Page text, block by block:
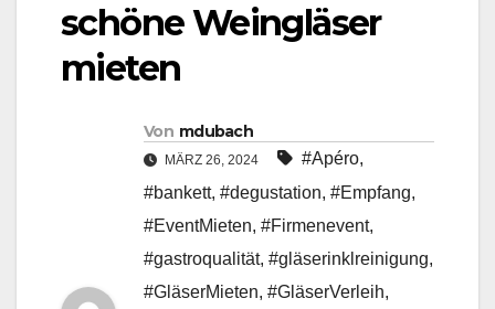
schöne Weingläser
mieten
Von mdubach
MÄRZ 26, 2024 #Apéro,
#bankett, #degustation, #Empfang,
#EventMieten, #Firmenevent,
#gastroqualität, #gläserinklreinigung,
#GläserMieten, #GläserVerleih,